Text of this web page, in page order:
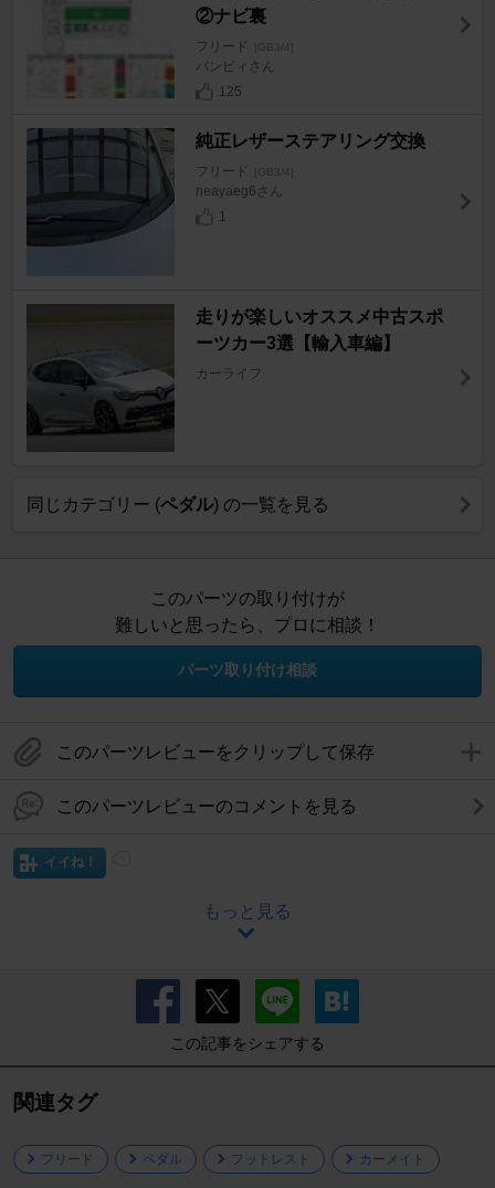
②ナビ裏
フリード [GB3/4]
バンビィさん
125
純正レザーステアリング交換
フリード [GB3/4]
neayaeg6さん
1
走りが楽しいオススメ中古スポ
ーツカー3選【輸入車編】
カーライフ
同じカテゴリー (ペダル) の一覧を見る
このパーツの取り付けが
難しいと思ったら、プロに相談！
パーツ取り付け相談
このパーツレビューをクリップして保存
このパーツレビューのコメントを見る
イイね！
もっと見る
この記事をシェアする
関連タグ
フリード ペダル フットレスト カーメイト